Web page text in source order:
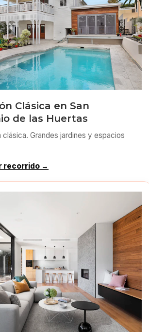
Clásica en San
de las Huertas
clásica. Grandes jardines y espacios
recorrido →